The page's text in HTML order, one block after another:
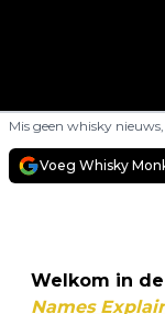
Mis geen whisky
Voeg Whisky
Welkom in
Names